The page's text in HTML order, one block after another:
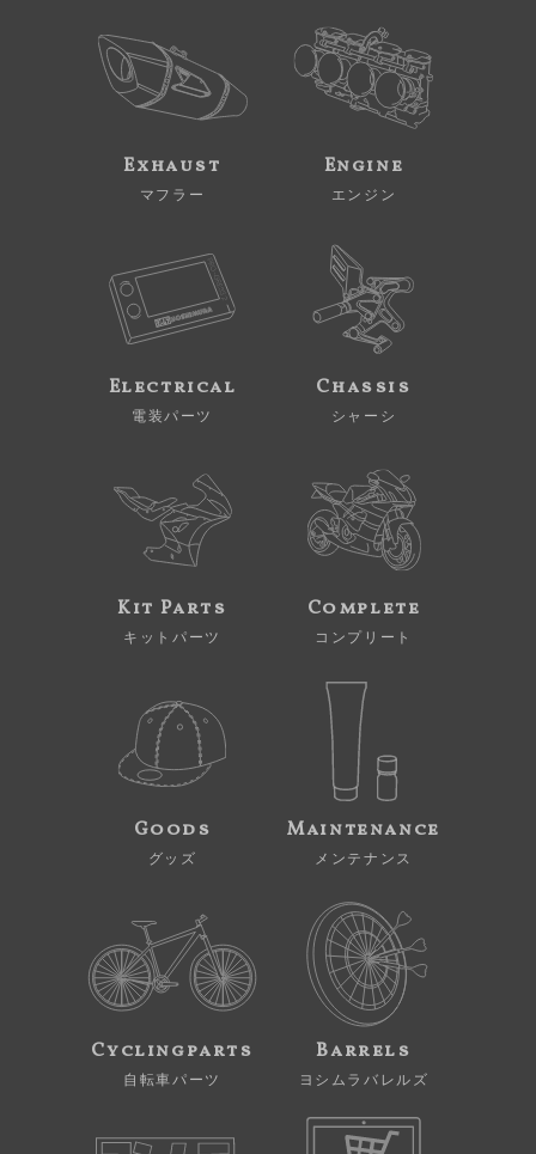
Exhaust
マフラー
Engine
エンジン
Electrical
電装パーツ
Chassis
シャーシ
Kit Parts
キットパーツ
Complete
コンプリート
Goods
グッズ
Maintenance
メンテナンス
Cyclingparts
自転車パーツ
Barrels
ヨシムラバレルズ